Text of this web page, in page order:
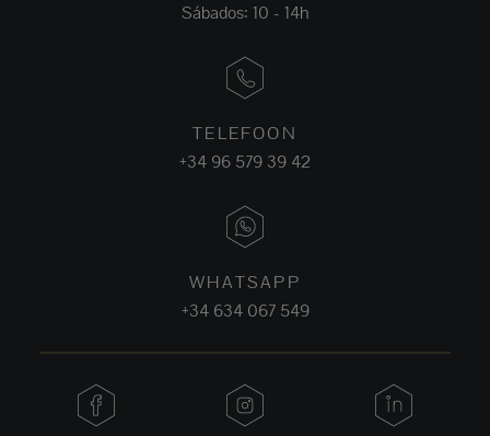
Sábados: 10 - 14h
TELEFOON
+34 96 579 39 42
WHATSAPP
+34 634 067 549